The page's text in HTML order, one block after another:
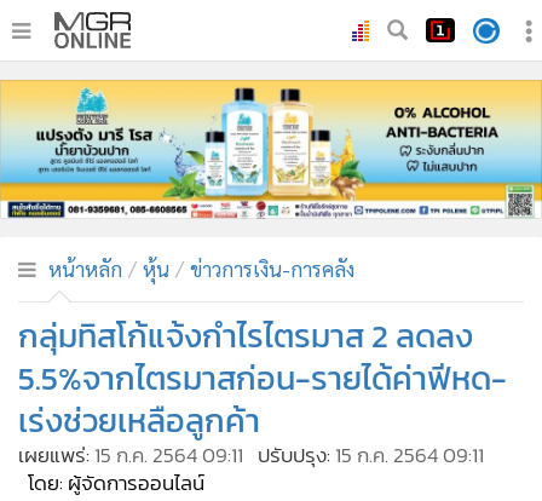
หน้าหลัก
• ทันเหตุการณ์
• ภาคใต้
• ภูมิภาค
• บันเทิง
ผู้จัดการรายวัน
• คอลัมนิสต์
• ละคร
• CbizReview
• Cyber BIZ
หน้าหลัก หุ้น ข่าวการเงิน-การคลัง
กลุ่มทิสโก้แจ้งกำไรไตรมาส 2 ลดลง
5.5%จากไตรมาสก่อน-รายได้ค่าฟีหด-
เร่งช่วยเหลือลูกค้า
เผยแพร่: 15 ก.ค. 2564 09:11 ปรับปรุง: 15 ก.ค. 2564 09:11
โดย: ผู้จัดการออนไลน์